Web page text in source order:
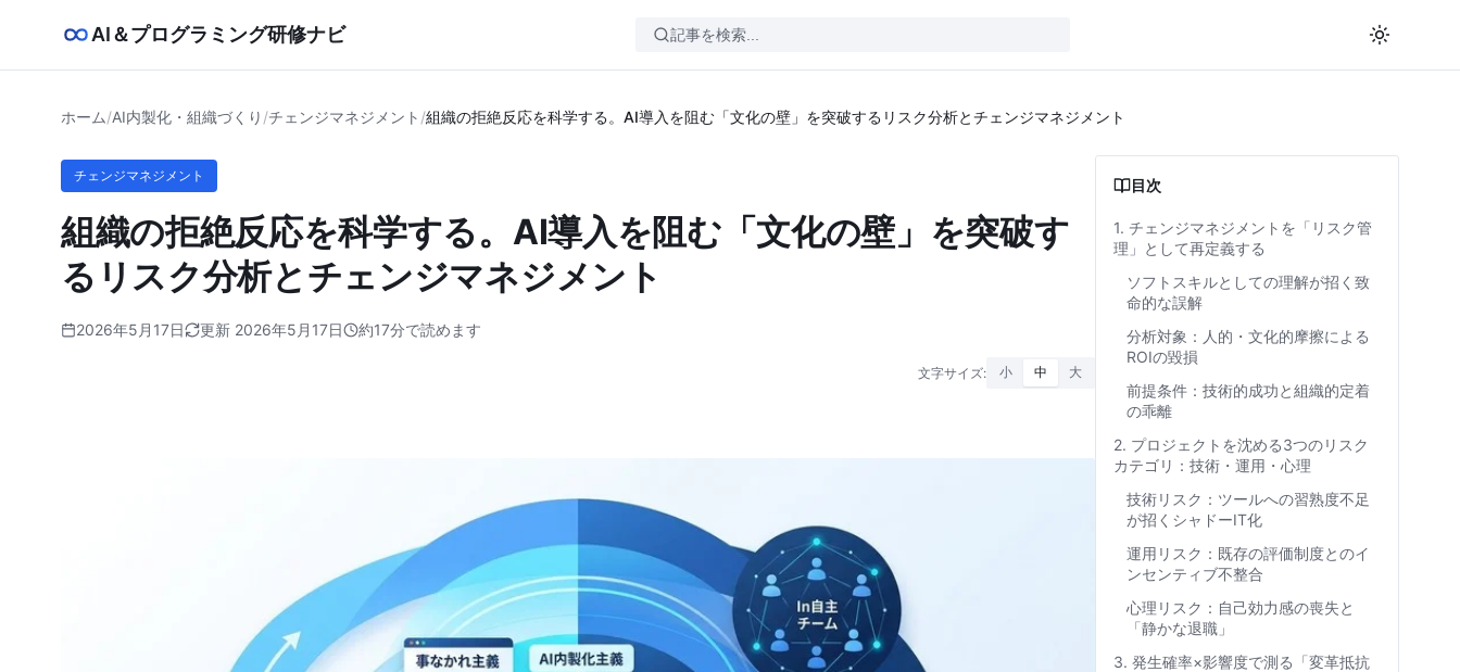
AI＆プログラミング研修ナビ
ホーム/AI内製化・組織づくり /チェンジマネジメント /組織の拒絶反応を科学する。AI導入を阻む「文化の壁」を突破するリスク分析とチェンジマネジメント
チェンジマネジメント
組織の拒絶反応を科学する。AI導入を阻む「文化の壁」を突破す
るリスク分析とチェンジマネジメント
2026年5月17日 更新 2026年5月17日 約17分で読めます
文字サイズ: 小 中 大
目次
1. チェンジマネジメントを「リスク管
理」として再定義する
ソフトスキルとしての理解が招く致
命的な誤解
分析対象：人的・文化的摩擦による
ROIの毀損
前提条件：技術的成功と組織的定着
の乖離
2. プロジェクトを沈める3つのリスク
カテゴリ：技術・運用・心理
技術リスク：ツールへの習熟度不足
が招くシャドーIT化
運用リスク：既存の評価制度とのイ
ンセンティブ不整合
心理リスク：自己効力感の喪失と
「静かな退職」
3. 発生確率×影響度で測る「変革抵抗